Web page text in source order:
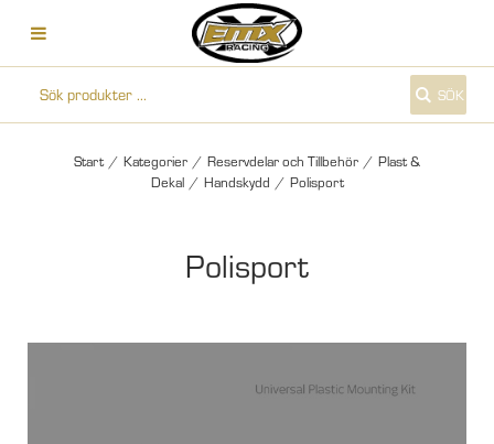
SÖK
Start / Kategorier / Reservdelar och Tillbehör / Plast &
Dekal / Handskydd / Polisport
Polisport